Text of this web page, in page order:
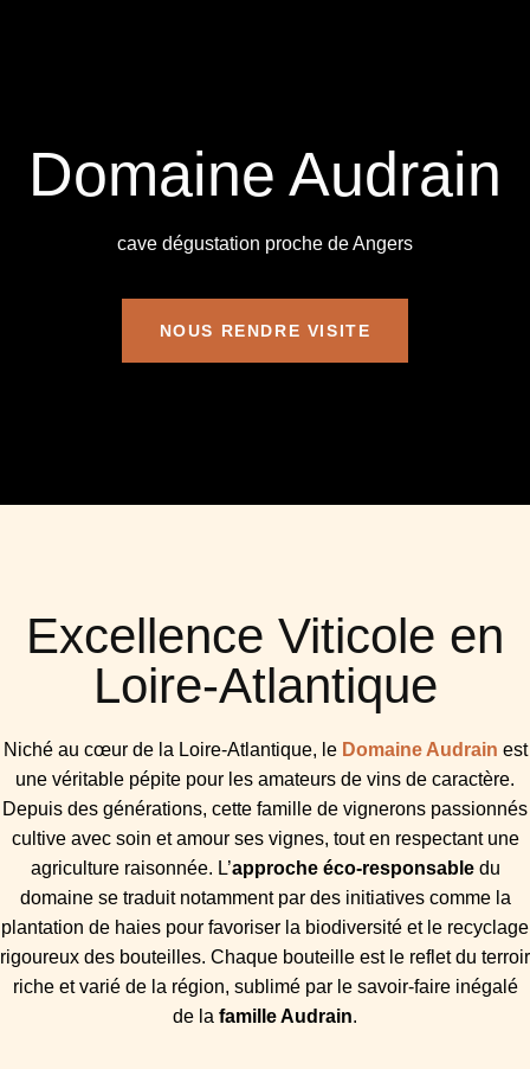
Domaine Audrain
cave dégustation proche de Angers
NOUS RENDRE VISITE
Excellence Viticole en
Loire-Atlantique
Niché au cœur de la Loire-Atlantique, le Domaine Audrain est
une véritable pépite pour les amateurs de vins de caractère.
Depuis des générations, cette famille de vignerons passionnés
cultive avec soin et amour ses vignes, tout en respectant une
agriculture raisonnée. L’approche éco-responsabledu
domaine se traduit notamment par des initiatives comme la
plantation de haies pour favoriser la biodiversité et le recyclage
rigoureux des bouteilles. Chaque bouteille est le reflet du terroir
riche et varié de la région, sublimé par le savoir-faire inégalé
de la famille Audrain.